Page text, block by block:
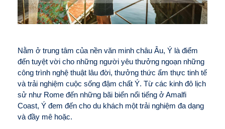
Nằm ở trung tâm của nền văn minh châu Âu, Ý là điểm
đến tuyệt vời cho những người yêu thưởng ngoạn những
công trình nghệ thuật lâu đời, thưởng thức ẩm thực tinh tế
và trải nghiệm cuộc sống đậm chất Ý. Từ các kinh đô lịch
sử như Rome đến những bãi biển nổi tiếng ở Amalfi
Coast, Ý đem đến cho du khách một trải nghiệm đa dạng
và đầy mê hoặc.